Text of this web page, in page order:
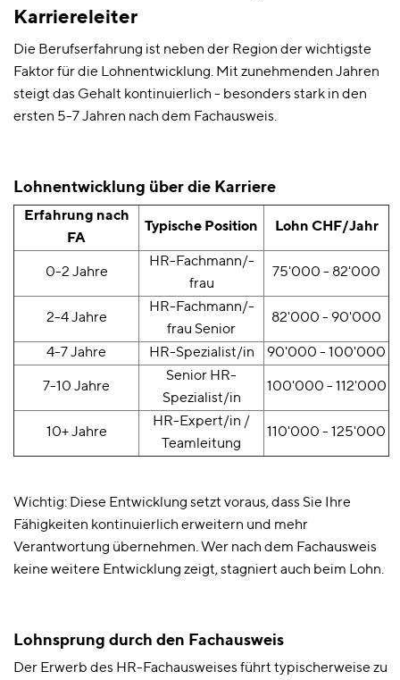
Karriereleiter
Die Berufserfahrung ist neben der Region der wichtigste
Faktor für die Lohnentwicklung. Mit zunehmenden Jahren
steigt das Gehalt kontinuierlich - besonders stark in den
ersten 5-7 Jahren nach dem Fachausweis.
Lohnentwicklung über die Karriere
Erfahrung nach
FA
Typische Position Lohn CHF/Jahr
0-2 Jahre
HR-Fachmann/-
frau
75'000 - 82'000
2-4 Jahre
HR-Fachmann/-
frau Senior
82'000 - 90'000
4-7 Jahre HR-Spezialist/in 90'000 - 100'000
7-10 Jahre
Senior HR-
Spezialist/in
100'000 - 112'000
10+ Jahre
HR-Expert/in /
Teamleitung
110'000 - 125'000
Wichtig: Diese Entwicklung setzt voraus, dass Sie Ihre
Fähigkeiten kontinuierlich erweitern und mehr
Verantwortung übernehmen. Wer nach dem Fachausweis
keine weitere Entwicklung zeigt, stagniert auch beim Lohn.
Lohnsprung durch den Fachausweis
Der Erwerb des HR-Fachausweises führt typischerweise zu